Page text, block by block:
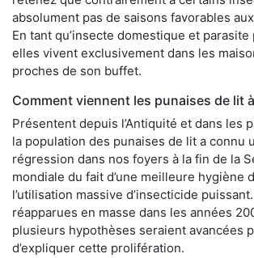
absolument pas de saisons favorables
En tant qu’insecte domestique et parasite
elles vivent exclusivement dans les
proches de son buffet.
Comment viennent les punaises de lit
Présentent depuis l’Antiquité et dans les
la population des punaises de lit a connu
régression dans nos foyers à la fin de la
mondiale du fait d’une meilleure hygiène
l’utilisation massive d’insecticide
réapparues en masse dans les années
plusieurs hypothèses seraient avancées
d’expliquer cette prolifération.